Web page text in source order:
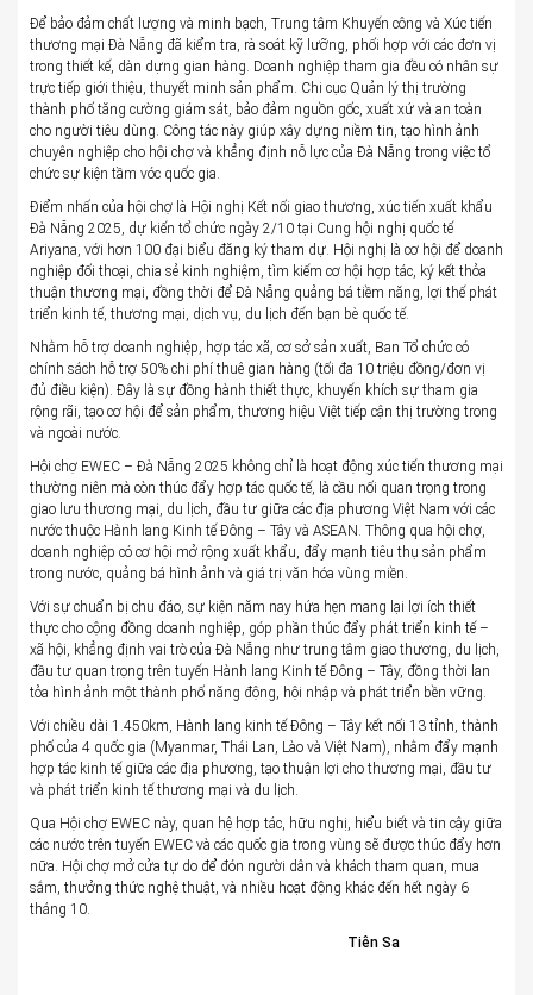
Để bảo đảm chất lượng và minh bạch, Trung tâm Khuyến công và Xúc tiến
thương mại Đà Nẵng đã kiểm tra, rà soát kỹ lưỡng, phối hợp với các đơn vị
trong thiết kế, dàn dựng gian hàng. Doanh nghiệp tham gia đều có nhân sự
trực tiếp giới thiệu, thuyết minh sản phẩm. Chi cục Quản lý thị trường
thành phố tăng cường giám sát, bảo đảm nguồn gốc, xuất xứ và an toàn
cho người tiêu dùng. Công tác này giúp xây dựng niềm tin, tạo hình ảnh
chuyên nghiệp cho hội chợ và khẳng định nỗ lực của Đà Nẵng trong việc tổ
chức sự kiện tầm vóc quốc gia.
Điểm nhấn của hội chợ là Hội nghị Kết nối giao thương, xúc tiến xuất khẩu
Đà Nẵng 2025, dự kiến tổ chức ngày 2/10 tại Cung hội nghị quốc tế
Ariyana, với hơn 100 đại biểu đăng ký tham dự. Hội nghị là cơ hội để doanh
nghiệp đối thoại, chia sẻ kinh nghiệm, tìm kiếm cơ hội hợp tác, ký kết thỏa
thuận thương mại, đồng thời để Đà Nẵng quảng bá tiềm năng, lợi thế phát
triển kinh tế, thương mại, dịch vụ, du lịch đến bạn bè quốc tế.
Nhằm hỗ trợ doanh nghiệp, hợp tác xã, cơ sở sản xuất, Ban Tổ chức có
chính sách hỗ trợ 50% chi phí thuê gian hàng (tối đa 10 triệu đồng/đơn vị
đủ điều kiện). Đây là sự đồng hành thiết thực, khuyến khích sự tham gia
rộng rãi, tạo cơ hội để sản phẩm, thương hiệu Việt tiếp cận thị trường trong
và ngoài nước.
Hội chợ EWEC – Đà Nẵng 2025 không chỉ là hoạt động xúc tiến thương mại
thường niên mà còn thúc đẩy hợp tác quốc tế, là cầu nối quan trọng trong
giao lưu thương mại, du lịch, đầu tư giữa các địa phương Việt Nam với các
nước thuộc Hành lang Kinh tế Đông – Tây và ASEAN. Thông qua hội chợ,
doanh nghiệp có cơ hội mở rộng xuất khẩu, đẩy mạnh tiêu thụ sản phẩm
trong nước, quảng bá hình ảnh và giá trị văn hóa vùng miền.
Với sự chuẩn bị chu đáo, sự kiện năm nay hứa hẹn mang lại lợi ích thiết
thực cho cộng đồng doanh nghiệp, góp phần thúc đẩy phát triển kinh tế –
xã hội, khẳng định vai trò của Đà Nẵng như trung tâm giao thương, du lịch,
đầu tư quan trọng trên tuyến Hành lang Kinh tế Đông – Tây, đồng thời lan
tỏa hình ảnh một thành phố năng động, hội nhập và phát triển bền vững.
Với chiều dài 1.450km, Hành lang kinh tế Đông – Tây kết nối 13 tỉnh, thành
phố của 4 quốc gia (Myanmar, Thái Lan, Lào và Việt Nam), nhằm đẩy mạnh
hợp tác kinh tế giữa các địa phương, tạo thuận lợi cho thương mại, đầu tư
và phát triển kinh tế thương mại và du lịch.
Qua Hội chợ EWEC này, quan hệ hợp tác, hữu nghị, hiểu biết và tin cậy giữa
các nước trên tuyến EWEC và các quốc gia trong vùng sẽ được thúc đẩy hơn
nữa. Hội chợ mở cửa tự do để đón người dân và khách tham quan, mua
sắm, thưởng thức nghệ thuật, và nhiều hoạt động khác đến hết ngày 6
tháng 10.
Tiên Sa